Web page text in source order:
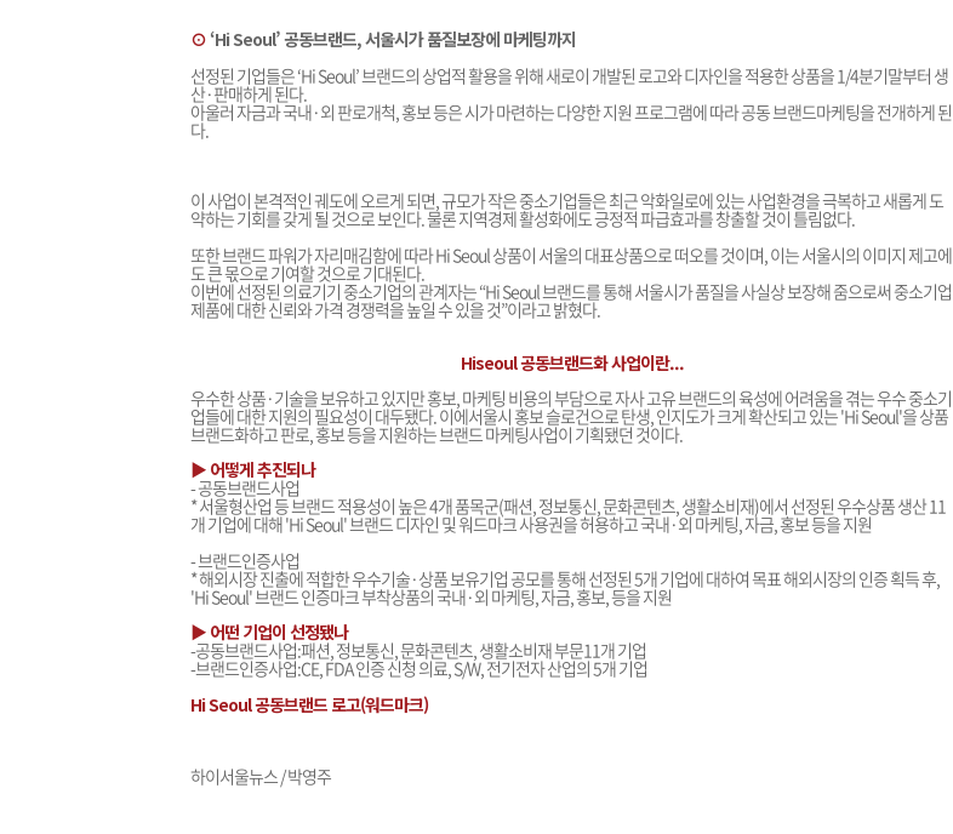
⊙ ‘Hi Seoul’ 공동브랜드, 서울시가 품질보장에 마케팅까지
선정된 기업들은 ‘Hi Seoul’ 브랜드의 상업적 활용을 위해 새로이 개발된 로고와 디자인을 적용한 상품을 1/4분기말부터 생
산·판매하게 된다.
아울러 자금과 국내·외 판로개척, 홍보 등은 시가 마련하는 다양한 지원 프로그램에 따라 공동 브랜드마케팅을 전개하게 된
다.
이 사업이 본격적인 궤도에 오르게 되면, 규모가 작은 중소기업들은 최근 악화일로에 있는 사업환경을 극복하고 새롭게 도
약하는 기회를 갖게 될 것으로 보인다. 물론 지역경제 활성화에도 긍정적 파급효과를 창출할 것이 틀림없다.
또한 브랜드 파워가 자리매김함에 따라 Hi Seoul 상품이 서울의 대표상품으로 떠오를 것이며, 이는 서울시의 이미지 제고에
도 큰 몫으로 기여할 것으로 기대된다.
이번에 선정된 의료기기 중소기업의 관계자는 “Hi Seoul 브랜드를 통해 서울시가 품질을 사실상 보장해 줌으로써 중소기업
제품에 대한 신뢰와 가격 경쟁력을 높일 수 있을 것”이라고 밝혔다.
Hiseoul 공동브랜드화 사업이란...
우수한 상품·기술을 보유하고 있지만 홍보, 마케팅 비용의 부담으로 자사 고유 브랜드의 육성에 어려움을 겪는 우수 중소기
업들에 대한 지원의 필요성이 대두됐다. 이에서울시 홍보 슬로건으로 탄생, 인지도가 크게 확산되고 있는 'Hi Seoul'을 상품
브랜드화하고 판로, 홍보 등을 지원하는 브랜드 마케팅사업이 기획됐던 것이다.
▶ 어떻게 추진되나
- 공동브랜드사업
* 서울형산업 등 브랜드 적용성이 높은 4개 품목군(패션, 정보통신, 문화콘텐츠, 생활소비재)에서 선정된 우수상품 생산 11
개 기업에 대해 'Hi Seoul' 브랜드 디자인 및 워드마크 사용권을 허용하고 국내·외 마케팅, 자금, 홍보 등을 지원
- 브랜드인증사업
* 해외시장 진출에 적합한 우수기술·상품 보유기업 공모를 통해 선정된 5개 기업에 대하여 목표 해외시장의 인증 획득 후,
'Hi Seoul' 브랜드 인증마크 부착상품의 국내·외 마케팅, 자금, 홍보, 등을 지원
▶ 어떤 기업이 선정됐나
-공동브랜드사업:패션, 정보통신, 문화콘텐츠, 생활소비재 부문11개 기업
-브랜드인증사업:CE, FDA 인증 신청 의료, S/W, 전기전자 산업의 5개 기업
Hi Seoul 공동브랜드 로고(워드마크)
하이서울뉴스 / 박영주